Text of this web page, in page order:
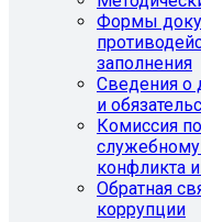
Формы
заполнения
Сведения о
и
Комиссия
конфликта
Обратная
коррупции